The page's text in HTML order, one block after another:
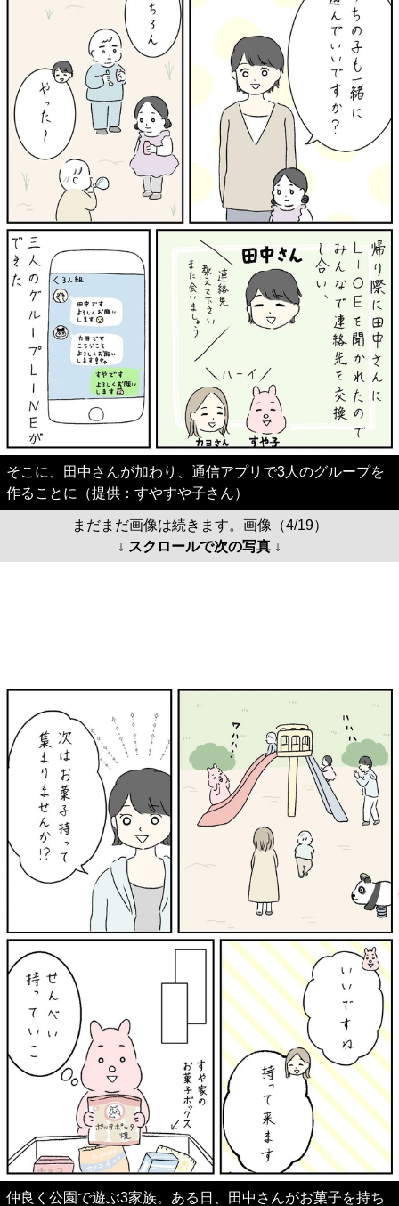
そこに、田中さんが加わり、通信アプリで3人のグループを
作ることに（提供：すやすや子さん）
まだまだ画像は続きます。画像（4/19）
↓ スクロールで次の写真 ↓
仲良く公園で遊ぶ3家族。ある日、田中さんがお菓子を持ち